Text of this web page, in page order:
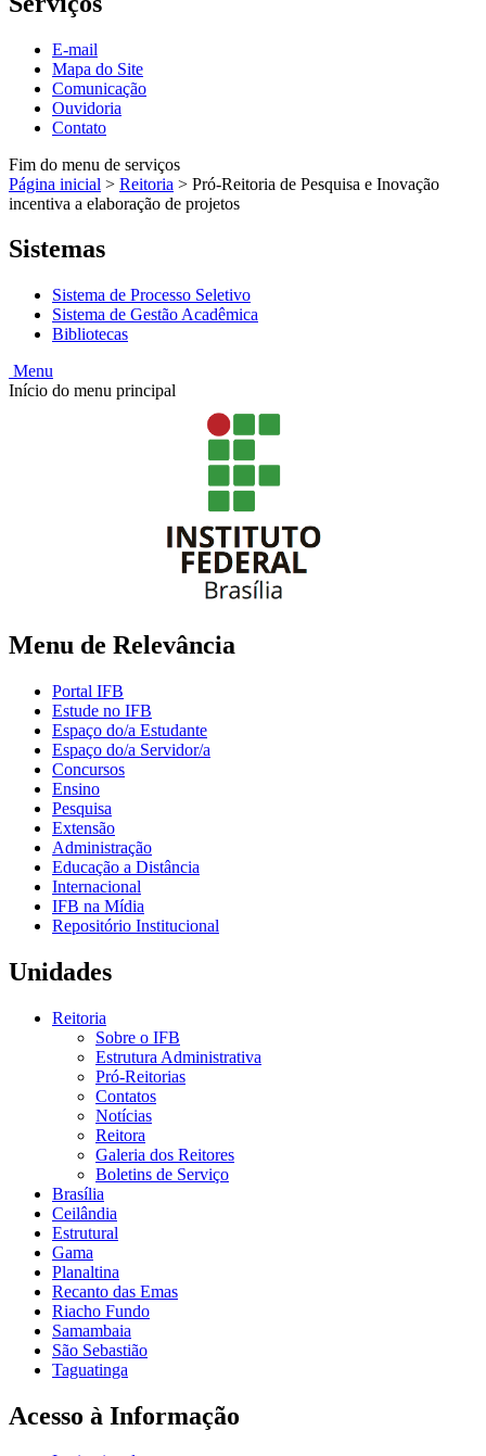
E-mail
Mapa do Site
Comunicação
Ouvidoria
Contato
Fim do menu de serviços
Página inicial > Reitoria > Pró-Reitoria de Pesquisa e Inovação
incentiva a elaboração de projetos
Sistemas
Sistema de Processo Seletivo
Sistema de Gestão Acadêmica
Bibliotecas
Menu
Início do menu principal
Menu de Relevância
Portal IFB
Estude no IFB
Espaço do/a Estudante
Espaço do/a Servidor/a
Concursos
Ensino
Pesquisa
Extensão
Administração
Educação a Distância
Internacional
IFB na Mídia
Repositório Institucional
Unidades
Reitoria
Sobre o IFB
Estrutura Administrativa
Pró-Reitorias
Contatos
Notícias
Reitora
Galeria dos Reitores
Boletins de Serviço
Brasília
Ceilândia
Estrutural
Gama
Planaltina
Recanto das Emas
Riacho Fundo
Samambaia
São Sebastião
Taguatinga
Acesso à Informação